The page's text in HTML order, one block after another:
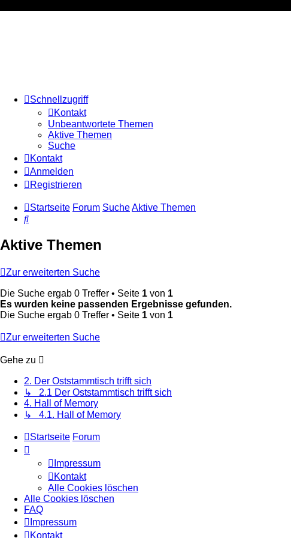
Schnellzugriff
Kontakt
Unbeantwortete Themen
Aktive Themen
Suche
Kontakt
Anmelden
Registrieren
Startseite Forum SucheAktive Themen
Suche
Aktive Themen
Zur erweiterten Suche
Die Suche ergab 0 Treffer • Seite 1 von 1
Es wurden keine passenden Ergebnisse gefunden.
Die Suche ergab 0 Treffer • Seite 1 von 1
Zur erweiterten Suche
Gehe zu
2. Der Oststammtisch trifft sich
↳ 2.1 Der Oststammtisch trifft sich
4. Hall of Memory
↳ 4.1. Hall of Memory
Startseite Forum
Impressum
Kontakt
Alle Cookies löschen
Alle Cookies löschen
FAQ
Impressum
Kontakt